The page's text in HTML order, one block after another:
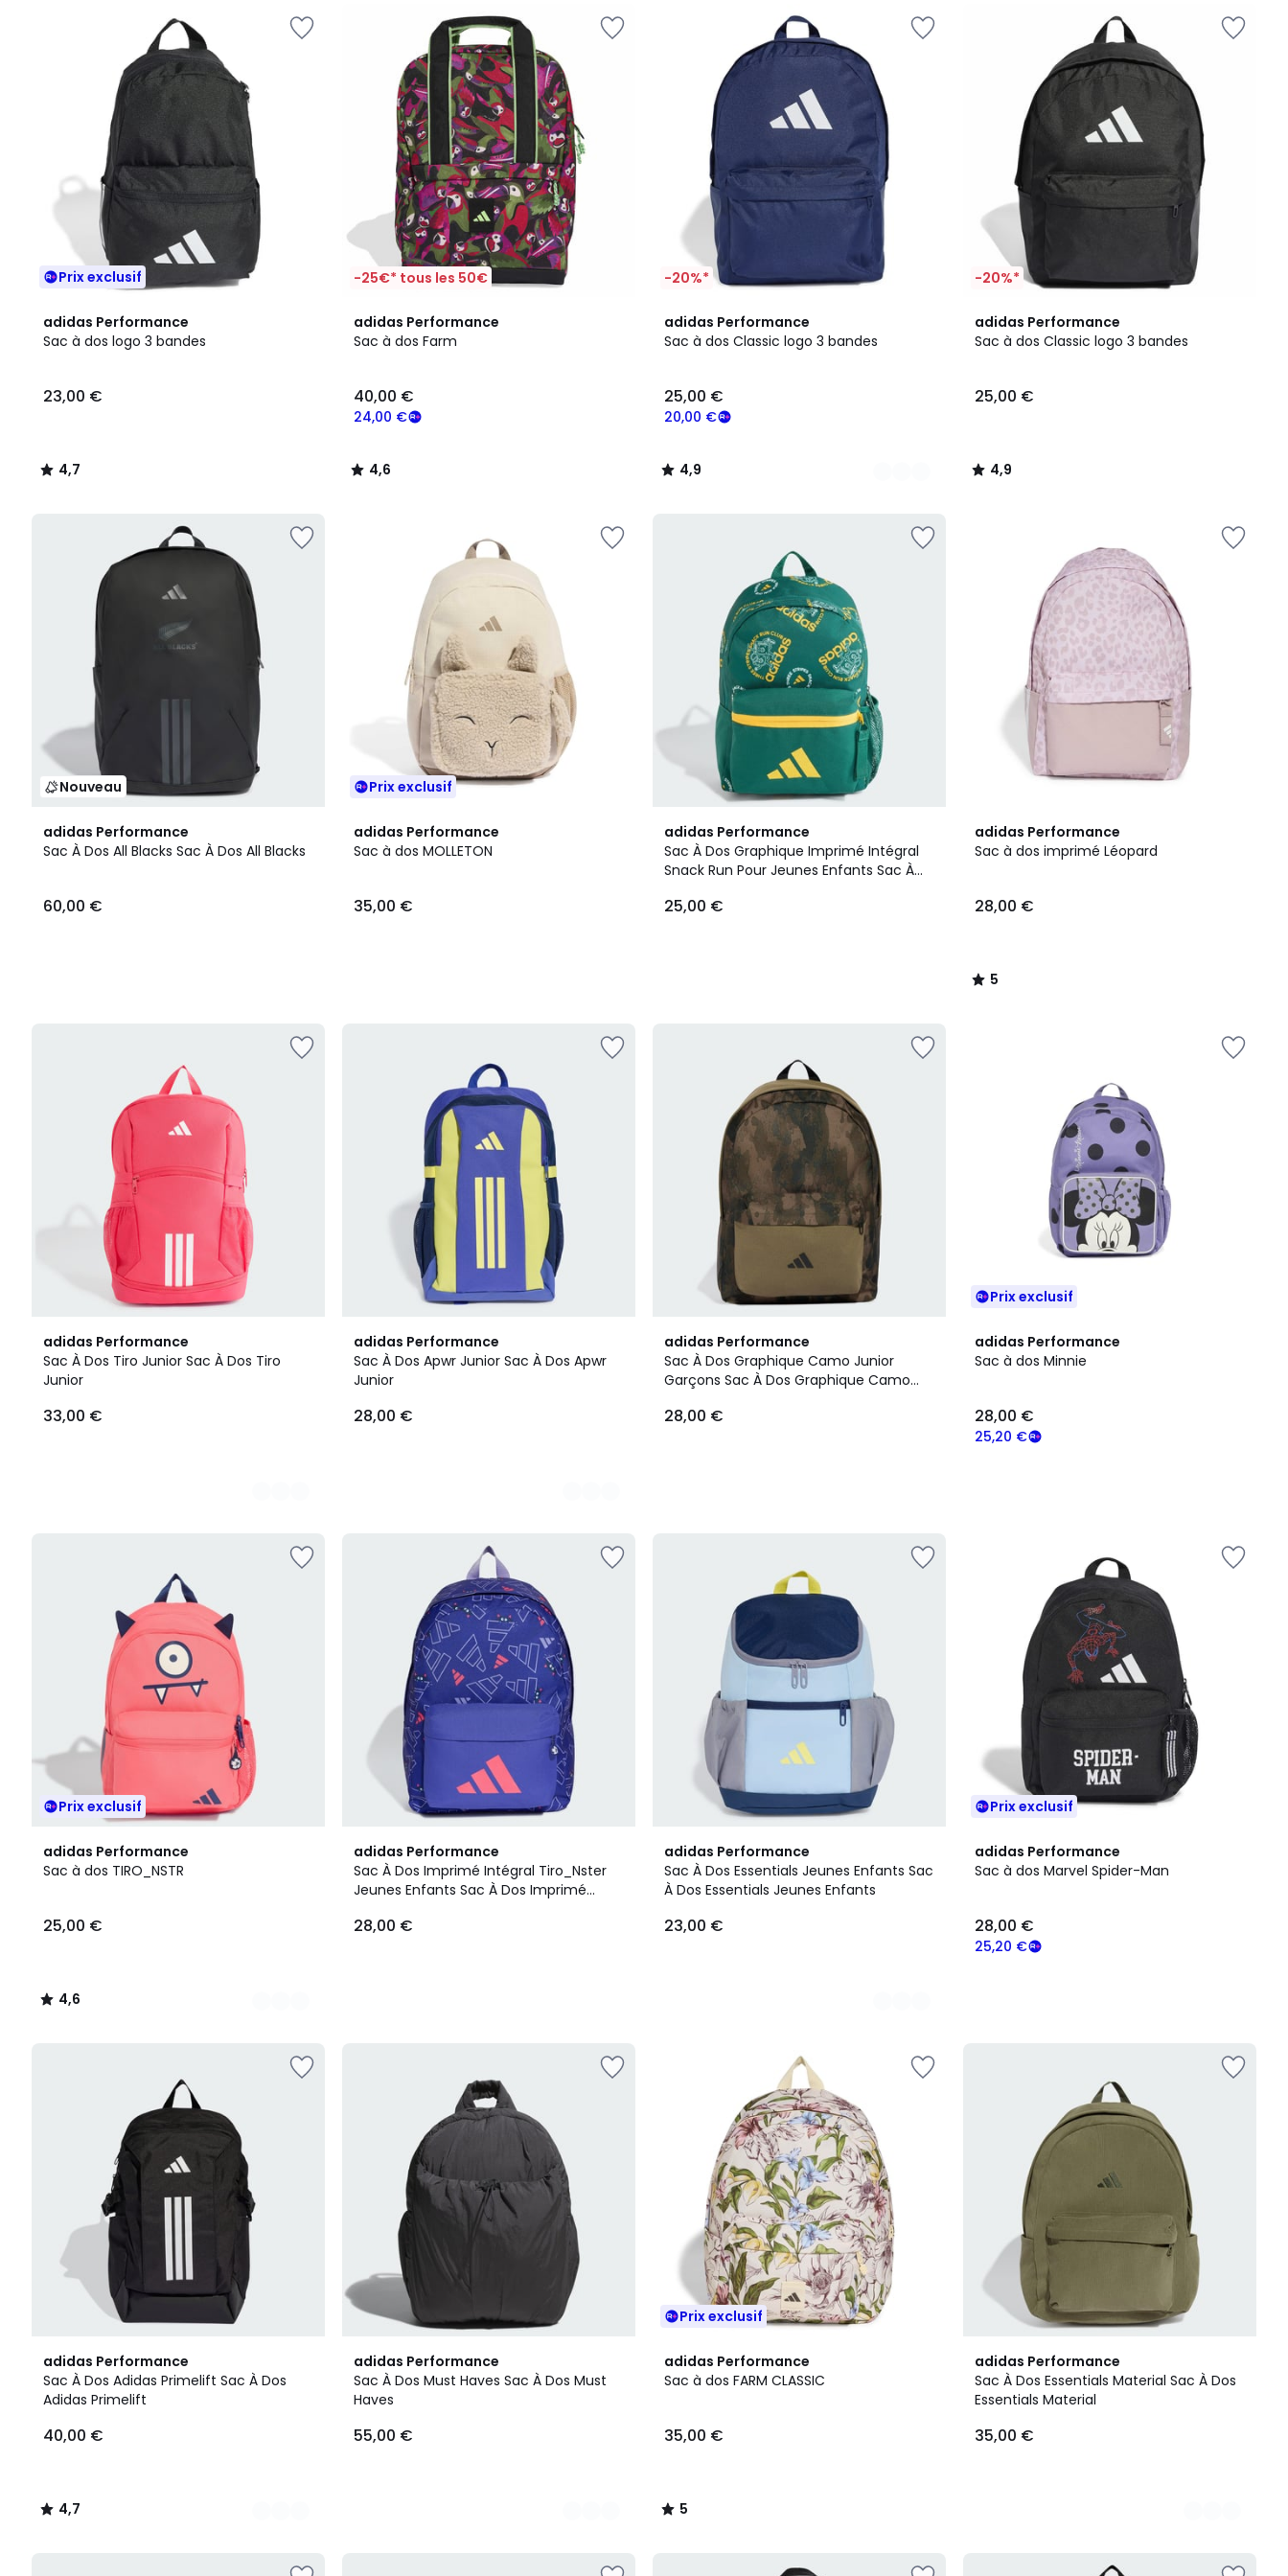
Prix exclusif
adidas Performance
Sac à dos logo 3 bandes
€.
23,00 €
4,7
/ 5
4,7
/
-25€* tous les 50€
adidas Performance
Sac à dos Farm
24,00 €
40,00 €
4,6
/ 5
4,6
/
-20%*
adidas Performance
Sac à dos Classic logo 3 bandes
20,00 €
25,00 €
4,9
/ 5
4
Couleurs
4,9
/
-20%*
adidas Performance
Sac à dos Classic logo 3 bandes
25,00 €
4,9
/ 5
4,9
/
Nouveau
adidas Performance
Sac À Dos All Blacks Sac À Dos All Blacks
60,00 €
Prix exclusif
adidas Performance
Sac à dos MOLLETON
35,00 €
adidas Performance
Sac À Dos Graphique Imprimé Intégral
Snack Run Pour Jeunes Enfants Sac À
Run Pour Jeunes Enfants
25,00 €
adidas Performance
Sac à dos imprimé Léopard
28,00 €
5
/
5
/
adidas Performance
Sac À Dos Tiro Junior Sac À Dos Tiro
Junior
33,00 €
2
Couleurs
adidas Performance
Sac À Dos Apwr Junior Sac À Dos Apwr
Junior
28,00 €
3
Couleurs
adidas Performance
Sac À Dos Graphique Camo Junior
Garçons Sac À Dos Graphique Camo
28,00 €
Prix exclusif
adidas Performance
Sac à dos Minnie
25,20 €
28,00 €
Prix exclusif
adidas Performance
Sac à dos TIRO_NSTR
25,00 €
4,6
/ 5
2
Couleurs
4,6
/
adidas Performance
Sac À Dos Imprimé Intégral Tiro_Nster
Jeunes Enfants Sac À Dos Imprimé
28,00 €
adidas Performance
Sac À Dos Essentials Jeunes Enfants Sac
À Dos Essentials Jeunes Enfants
23,00 €
2
Couleurs
Prix exclusif
adidas Performance
Sac à dos Marvel Spider-Man
25,20 €
28,00 €
adidas Performance
Sac À Dos Adidas Primelift Sac À Dos
Adidas Primelift
40,00 €
4,7
/ 5
6
Couleurs
4,7
/
adidas Performance
Sac À Dos Must Haves Sac À Dos Must
Haves
55,00 €
2
Couleurs
Prix exclusif
adidas Performance
Sac à dos FARM CLASSIC
35,00 €
5
/
5
/
adidas Performance
Sac À Dos Essentials Material Sac À Dos
Essentials Material
35,00 €
3
Couleurs